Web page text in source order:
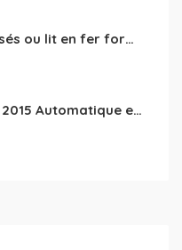
Des lit superposés ou lit en fer forgé grande classes disponible
*Kia K7* *Année 2015 Automatique essence ⛽️ 4 cylindres 2.0